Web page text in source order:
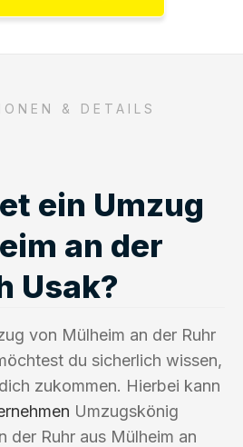
& DETAILS
ein Umzug
an der
Usak?
von Mülheim an der Ruhr
du sicherlich wissen,
zukommen. Hierbei kann
Umzugskönig
der Ruhr aus Mülheim an